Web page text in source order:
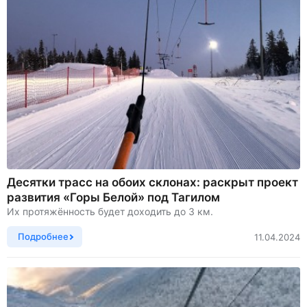
Десятки трасс на обоих склонах: раскрыт проект
развития «Горы Белой» под Тагилом
Их протяжённость будет доходить до 3 км.
Подробнее 11.04.2024